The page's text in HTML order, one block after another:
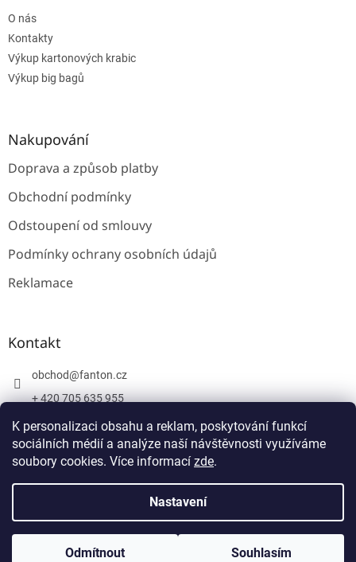
K personalizaci obsahu a reklam, poskytování funkcí
sociálních médií a analýze naší návštěvnosti využíváme
soubory cookies. Více informací zde.
Nastavení
Odmítnout Souhlasím
O nás
Kontakty
Výkup kartonových krabic
Výkup big bagů
Nakupování
Doprava a způsob platby
Obchodní podmínky
Odstoupení od smlouvy
Podmínky ochrany osobních údajů
Reklamace
Kontakt
obchod@fanton.cz
+ 420 705 635 955
+ 420 705 635 951
. Všechna práva vyhrazena.